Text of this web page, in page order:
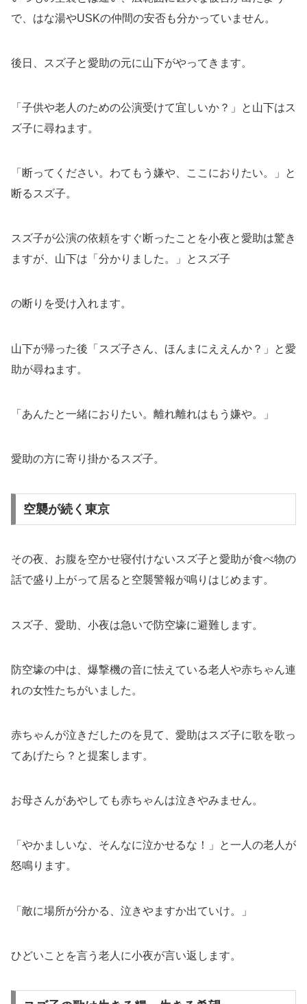
で、はな湯やUSKの仲間の安否も分かっていません。
後日、スズ子と愛助の元に山下がやってきます。
「子供や老人のための公演受けて宜しいか？」と山下はス
ズ子に尋ねます。
「断ってください。わてもう嫌や、ここにおりたい。」と
断るスズ子。
スズ子が公演の依頼をすぐ断ったことを小夜と愛助は驚き
ますが、山下は「分かりました。」とスズ子
の断りを受け入れます。
山下が帰った後「スズ子さん、ほんまにええんか？」と愛
助が尋ねます。
「あんたと一緒におりたい。離れ離れはもう嫌や。」
愛助の方に寄り掛かるスズ子。
空襲が続く東京
その夜、お腹を空かせ寝付けないスズ子と愛助が食べ物の
話で盛り上がって居ると空襲警報が鳴りはじめます。
スズ子、愛助、小夜は急いで防空壕に避難します。
防空壕の中は、爆撃機の音に怯えている老人や赤ちゃん連
れの女性たちがいました。
赤ちゃんが泣きだしたのを見て、愛助はスズ子に歌を歌っ
てあげたら？と提案します。
お母さんがあやしても赤ちゃんは泣きやみません。
「やかましいな、そんなに泣かせるな！」と一人の老人が
怒鳴ります。
「敵に場所が分かる、泣きやますか出ていけ。 」
ひどいことを言う老人に小夜が言い返します。